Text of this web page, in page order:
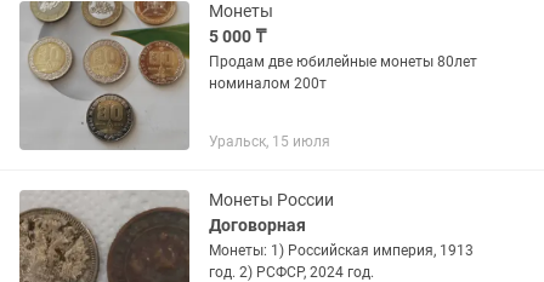
Монеты
5 000 ₸
Продам две юбилейные монеты 80лет
номиналом 200т
Уральск, 15 июля
Монеты России
Договорная
Монеты: 1) Российская империя, 1913
год. 2) РСФСР, 2024 год.